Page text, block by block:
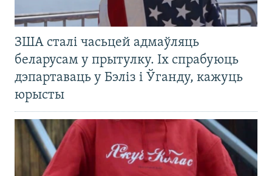
ЗША сталі часьцей адмаўляць
беларусам у прытулку. Іх спрабуюць
дэпартаваць у Бэліз і Ўганду, кажуць
юрысты